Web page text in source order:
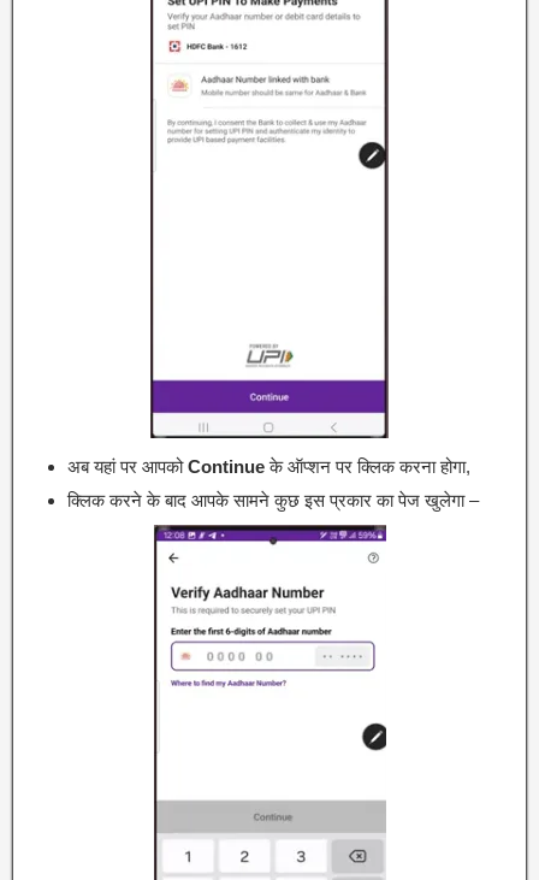
अब यहां पर आपकोContinueके ऑप्शन पर क्लिक करना होगा,
क्लिक करने के बाद आपके सामने कुछ इस प्रकार का पेज खुलेगा –